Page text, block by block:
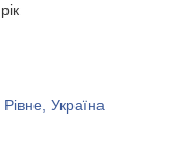
Україна